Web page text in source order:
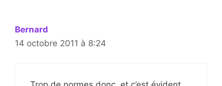
Bernard
14 octobre 2011 à 8:24